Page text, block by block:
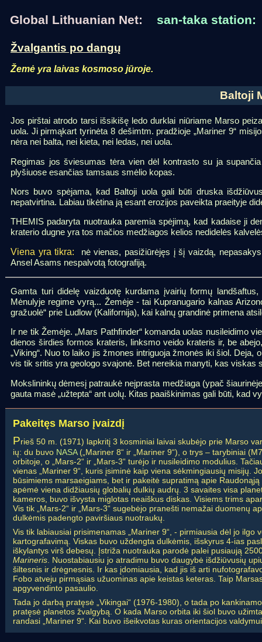
Global Lithuanian Net: san-taka station:
Žvalgantis po dangų
Žemė yra laivas kosmoso jūroje.
Baltoji
Jos pirštai atrodo tarsi išsikišę ledo durklai niūriame Marso
uola. Ji pirmąkart tyrinėta 8 dešimtm. pradžioje „Mariner 9“
nėra nei balta, nei kieta, nei ledas, nei uola.
Regimas jos šviesumas tėra vien dėl kontrasto su ja
plyšiuose esančias tamsaus smėlio kopas.
Nors buvo spėjama, kad Baltoji uola gali būti druska
nepatvirtina. Labiau tikėtina ją esant erozijos paveikta praeityje
THEMIS padaryta nuotrauka paremia spėjimą, kad kadaise ji
kraterio dugne yra tos mačios medžiagos kelios nedidelės
Viena yra tikra: nė vienas, pasižiūrėjęs į šį vaizdą,
Ansel Asams nespalvotą fotografiją.
Gamta turi didelę vaizduotę kurdama įvairių formų
Mėnulyje regime vyrą... Žemėje - tai Kupranugario kalnas
gražuolė“ prie Ludlow (Kalifornija), kai kalnų grandinė primena
Ir ne tik Žemėje. „Mars Pathfinder“ komanda uolas nusileidimo
dienos širdies formos krateris, linksmo veido krateris ir, be
„Viking“. Nuo to laiko jis žmones intriguoja žmonės iki šiol.
vis tik sritis yra geologo svajonė. Bet nereikia manyti, kas viskas
Mokslininkų dėmesį patraukė neįprasta medžiaga (ypač
gauta masė „užtepta“ ant uolų. Kitas paaiškinimas gali būti, kad
Pakeitęs Marso įvaizdį
Prieš 50 m. (1971) lapkritį 3 kosminiai laivai skubėjo prie Marso
ių: du buvo NASA(„Mariner 8“ ir „Mariner 9“), o trys – tarybiniai
orbitoje, o „Mars-2“ ir „Mars-3“ turėjo ir nusileidimo modulius.
vienas „Mariner 9“, kuris įsiminė kaip viena sėkmingiausių misijų.
būsimiems marsaeigiams, bet ir pakeitė supratimą apie
apėmė viena didžiausių globalių dulkių audrų. 3 savaites visa
kameros, buvo išvysta miglotas neaiškus diskas. Visiems trims
Vis tik „Mars-2“ ir „Mars-3“ sugebėjo pranešti nemažai duomenų
dulkėmis padengto paviršiaus nuotraukų.
Vis tik labiausiai prisimenamas „Mariner 9“, - pirmiausia dėl jo
kartografavimą. Viskas buvo uždengta dulkėmis, išskyrus 4-ias
iškylantys virš debesų. Įstriža nuotrauka parodė palei pusiaują
Marineris. Nuostabiausiu jo atradimu buvo daugybė išdžiūvusių
šiltesnis ir drėgnesnis. Ir kas įdomiausia, kad jis iš arti
Fobo atveju pirmąsias užuominas apie keistas keteras. Taip
apgyvendinto pasaulio.
Tada jo darbą pratęsė „Vikingai“ (1976-1980), o tada po
pratęsė planetos žvalgybą. O kada Marso orbita iki šiol buvo
randasi „Mariner 9“. Kai buvo išeikvotas kuras orientacijos